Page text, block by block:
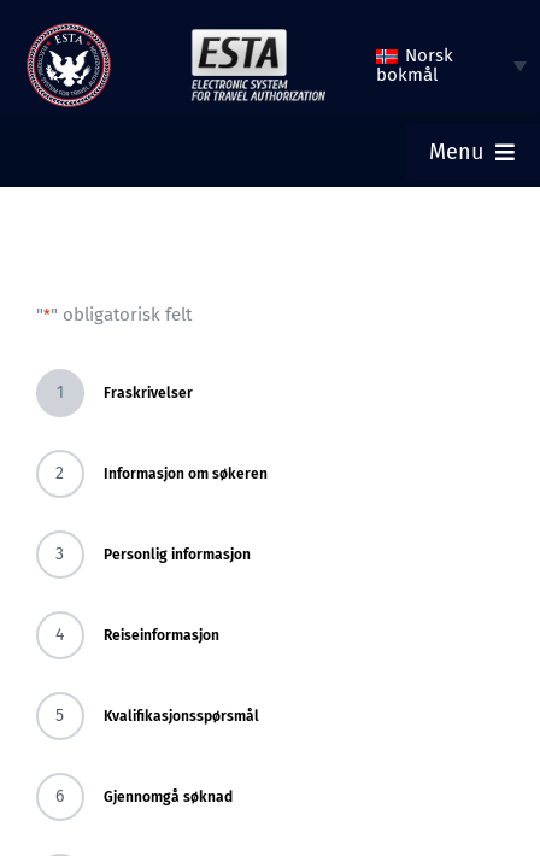
innhold
Norsk
bokmål
Menu
KONTROLLER ESTA-STATUS
TURISTVISUM
HJELP
BLOGG
"*" obligatorisk felt
1 Fraskrivelser
2 Informasjon om søkeren
3 Personlig informasjon
4 Reiseinformasjon
5 Kvalifikasjonsspørsmål
6 Gjennomgå søknad